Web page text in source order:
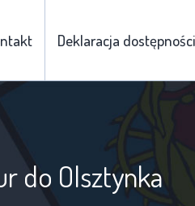
Deklaracja dostępności
do Olsztynka